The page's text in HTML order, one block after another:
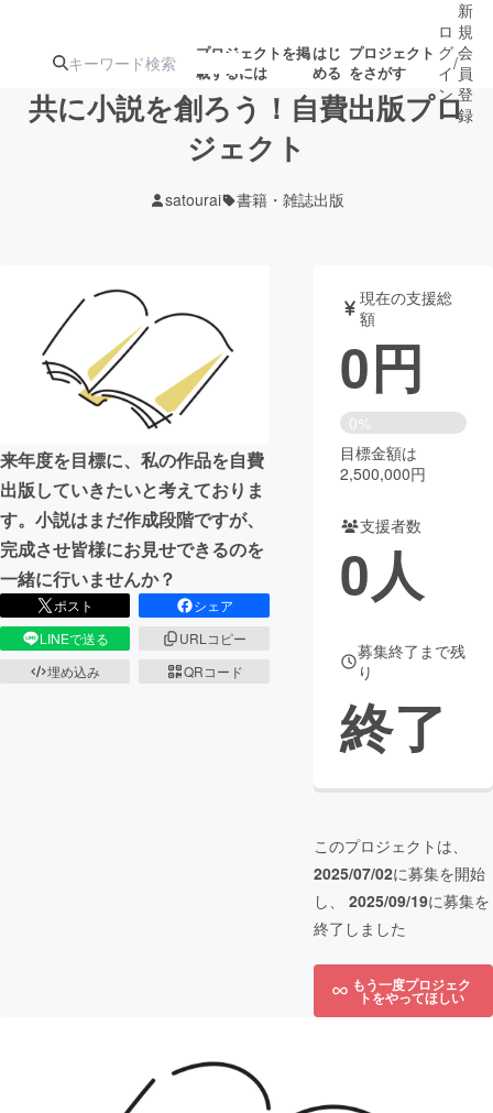
プロジェクトを掲
載するには
はじ
める
プロジェクト
をさがす
注目の新着プロ
ジェクト
募集終了が近いプ
ロジェクト
アート・写真 音楽
テクノロジー・ガジェット ゲーム・サ
映像・映画 書籍・雑誌
ビジネス・起業 チャレンジ
まちづくり・地域活性化
CAMPFIRE for Social Good CAMPFIRE Creation
CAMPFIREふるさと納税
ロ
グ
イ
ン
/
新
規
会
員
登
録
共に小説を創ろう！自費出版プロ
ジェクト
satourai 書籍・雑誌出版
来年度を目標に、私の作品を自費
出版していきたいと考えておりま
す。小説はまだ作成段階ですが、
完成させ皆様にお見せできるのを
一緒に行いませんか？
ポスト
シェア
LINEで送る
URLコピー
埋め込み
QRコード
現在の支援総
額
0円
0%
目標金額は
2,500,000円
支援者数
0人
募集終了まで残
り
終了
このプロジェクトは、
2025/07/02に募集を開始
し、 2025/09/19に募集を
終了しました
もう一度プロジェク
トをやってほしい